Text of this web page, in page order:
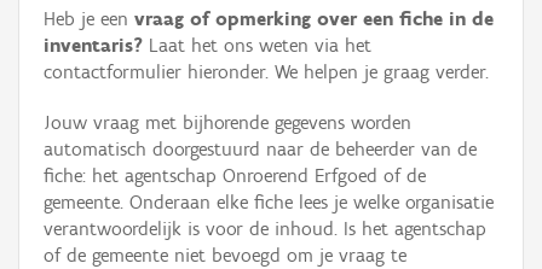
Erfgoedobject
Aanduidingsobject
Waarneming
Thema
Gebeurtenis
Heb je een vraag of opmerking over een fiche in de
inventaris? Laat het ons weten via het
contactformulier hieronder. We helpen je graag verder.
Jouw vraag met bijhorende gegevens worden
automatisch doorgestuurd naar de beheerder van de
fiche: het agentschap Onroerend Erfgoed of de
gemeente. Onderaan elke fiche lees je welke organisatie
verantwoordelijk is voor de inhoud. Is het agentschap
of de gemeente niet bevoegd om je vraag te